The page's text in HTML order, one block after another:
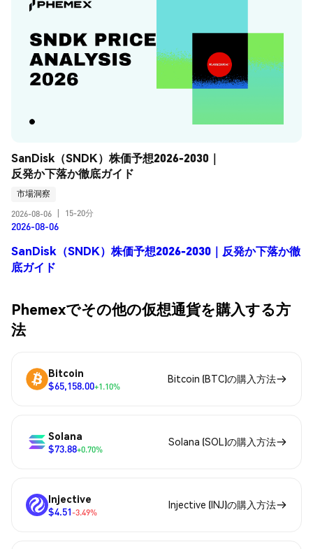
SanDisk（SNDK）株価予想2026-2030｜
反発か下落か徹底ガイド
市場洞察
2026-08-06
15-20分
2026-08-06
SanDisk（SNDK）株価予想2026-2030｜反発か下落か徹
底ガイド
Phemexでその他の仮想通貨を購入する方
法
Bitcoin
$65,158.00+1.10%
Bitcoin (BTC)の購入方法
Solana
$73.88+0.70%
Solana (SOL)の購入方法
Injective
$4.51-3.49%
Injective (INJ)の購入方法